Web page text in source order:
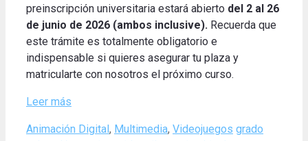
preinscripción universitaria estará abierto del 2 al 26
de junio de 2026 (ambos inclusive). Recuerda que
este trámite es totalmente obligatorio e
indispensable si quieres asegurar tu plaza y
matricularte con nosotros el próximo curso.
Leer más
Categories
Animación Digital , Multimedia, Videojuegos Tags
grado